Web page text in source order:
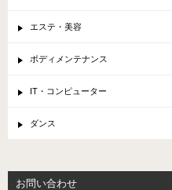
エステ・美容
ボディメンテナンス
IT・コンピューター
ダンス
お問い合わせ